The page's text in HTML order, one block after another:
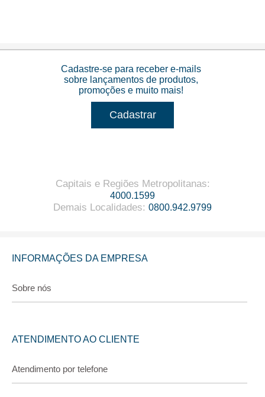
Cadastre-se para receber e-mails
sobre lançamentos de produtos,
promoções e muito mais!
Cadastrar
Capitais e Regiões Metropolitanas:
4000.1599
Demais Localidades: 0800.942.9799
INFORMAÇÕES DA EMPRESA
Sobre nós
ATENDIMENTO AO CLIENTE
Atendimento por telefone